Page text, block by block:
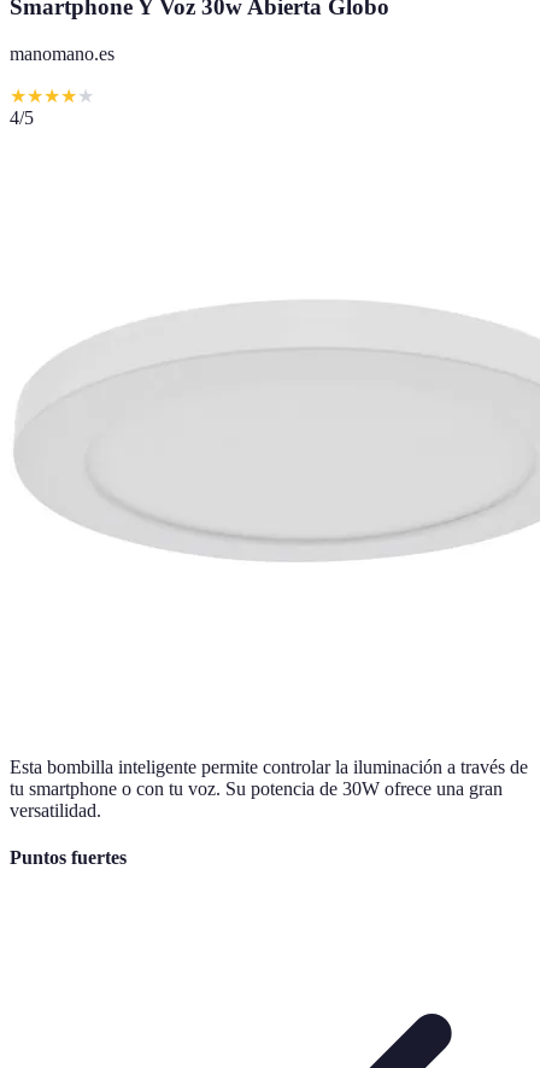
Smartphone Y Voz 30w Abierta Globo
manomano.es
★★★★★
4/5
Esta bombilla inteligente permite controlar la iluminación a través de
tu smartphone o con tu voz. Su potencia de 30W ofrece una gran
versatilidad.
Puntos fuertes